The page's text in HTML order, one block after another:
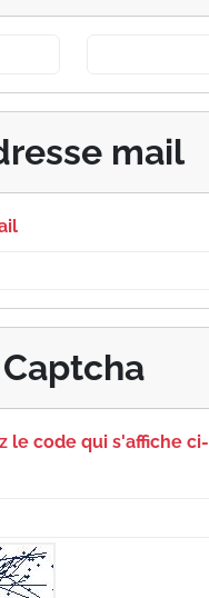
mail
Captcha
le code qui s'affiche ci-